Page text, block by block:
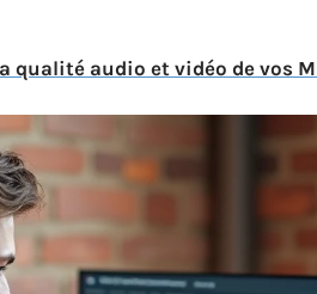
qualité audio et vidéo de vos